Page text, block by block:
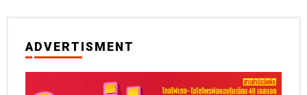
ADVERTISMENT